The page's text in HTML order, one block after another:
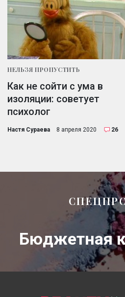
НЕЛЬЗЯ ПРОПУСТИТЬ
Как не сойти с ума в
изоляции: советует
психолог
Настя Сураева 8 апреля 2020 26
Бюджетная